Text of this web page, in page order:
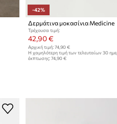
-42%
Δερμάτινα μοκασίνια Medicine
Τρέχουσα τιμή:
42,90 €
Αρχική τιμή: 74,90 €
Η χαμηλότερη τιμή των τελευταίων 30
έκπτωσης: 74,90 €